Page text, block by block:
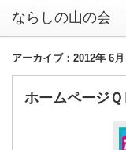
アーカイブ：2012年 6月
ホームページＱ